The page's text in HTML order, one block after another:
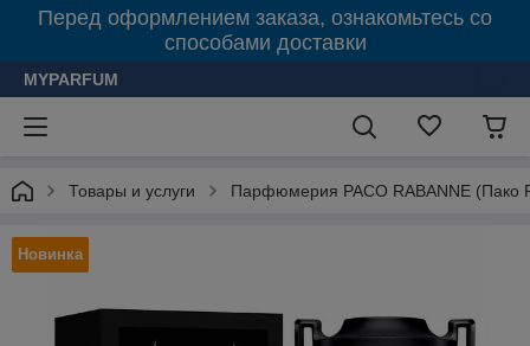
Перед оформлением заказа, ознакомьтесь со
способами доставки
MYPARFUM
Товары и услуги Парфюмерия PACO RABANNE (Пако
Новинка